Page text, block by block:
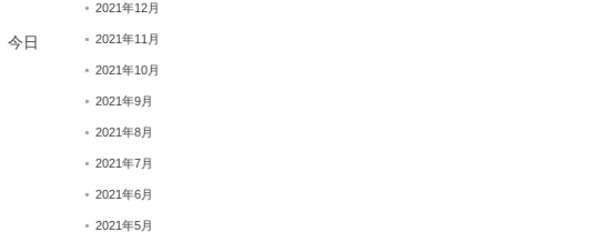
今日
2021年12月
2021年11月
2021年10月
2021年9月
2021年8月
2021年7月
2021年6月
2021年5月